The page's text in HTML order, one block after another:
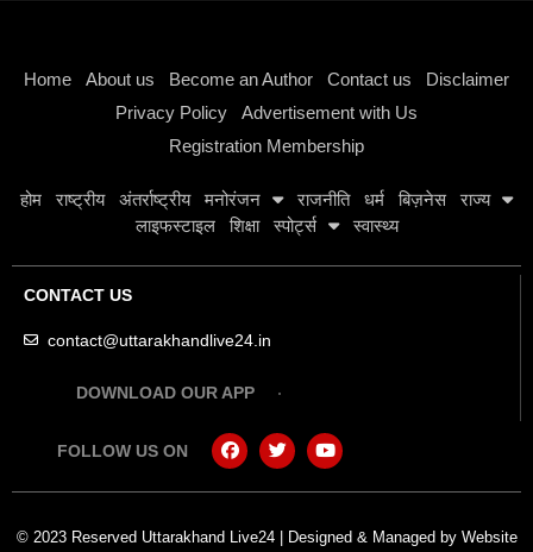
Home About us Become an Author Contact us
Disclaimer
Privacy Policy
Advertisement with Us
Registration Membership
होम राष्ट्रीय अंतर्राष्ट्रीय मनोरंजन राजनीति धर्म बिज़नेस
राज्य
लाइफस्टाइल
शिक्षा स्पोर्ट्स स्वास्थ्य
CONTACT US
contact@uttarakhandlive24.in
DOWNLOAD OUR APP
FOLLOW US ON
© 2023 Reserved Uttarakhand Live24 | Designed & Managed by Website